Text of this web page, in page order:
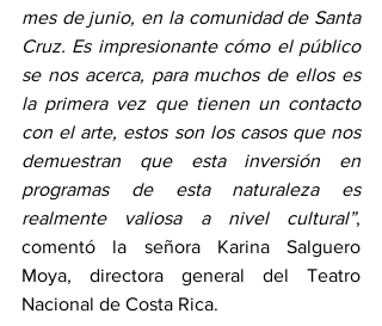
mes de junio, en la comunidad de Santa
Cruz. Es impresionante cómo el público
se nos acerca, para muchos de ellos es
la primera vez que tienen un contacto
con el arte, estos son los casos que nos
demuestran que esta inversión en
programas de esta naturaleza es
realmente valiosa a nivel cultural”,
comentó la señora Karina Salguero
Moya, directora general del Teatro
Nacional de Costa Rica.